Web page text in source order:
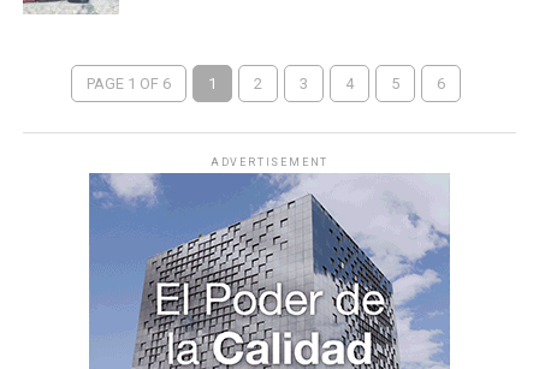
PAGE 1 OF 6 1 2 3 4 5 6
ADVERTISEMENT